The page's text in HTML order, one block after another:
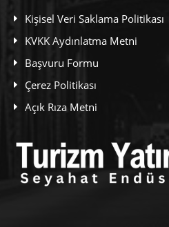
Kişisel Veri Saklama Politikası
KVKK Aydınlatma Metni
Başvuru Formu
Çerez Politikası
Açık Rıza Metni